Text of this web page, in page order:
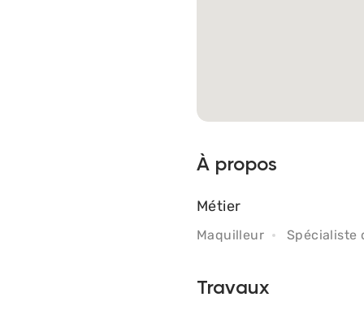
À propos
Métier
Maquilleur Spécialiste
Travaux